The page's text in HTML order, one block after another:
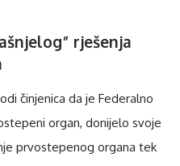
rješenja
činjenica da je Federalno
organ, donijelo svoje
prvostepenog organa tek